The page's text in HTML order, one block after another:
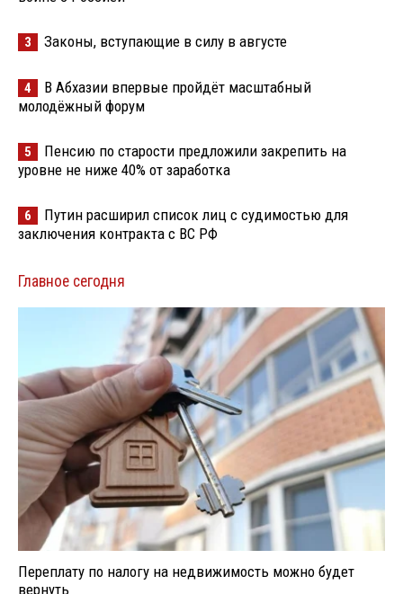
3 Законы, вступающие в силу в августе
4
В Абхазии впервые пройдёт масштабный
молодёжный форум
5
Пенсию по старости предложили закрепить на
уровне не ниже 40% от заработка
6
Путин расширил список лиц с судимостью для
заключения контракта с ВС РФ
Главное сегодня
Переплату по налогу на недвижимость можно будет
вернуть